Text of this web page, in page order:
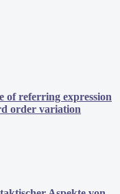
of referring expression
order variation